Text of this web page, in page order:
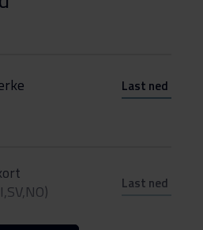
Last ned
Last ned